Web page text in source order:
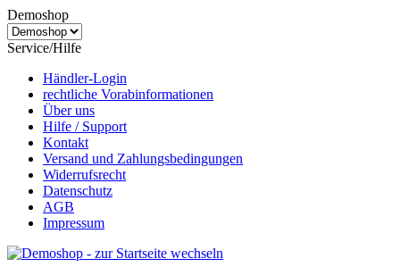
Demoshop
Service/Hilfe
Händler-Login
rechtliche Vorabinformationen
Über uns
Hilfe / Support
Kontakt
Versand und Zahlungsbedingungen
Widerrufsrecht
Datenschutz
AGB
Impressum